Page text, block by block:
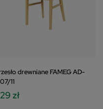
drewniane FAMEG AD-
11
zł